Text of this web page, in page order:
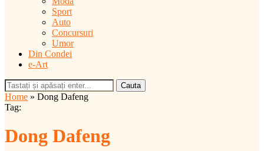
Sport
Auto
Concursuri
Umor
Din Condei
e-Art
Cauta
Home » Dong Dafeng
Tag:
Dong Dafeng